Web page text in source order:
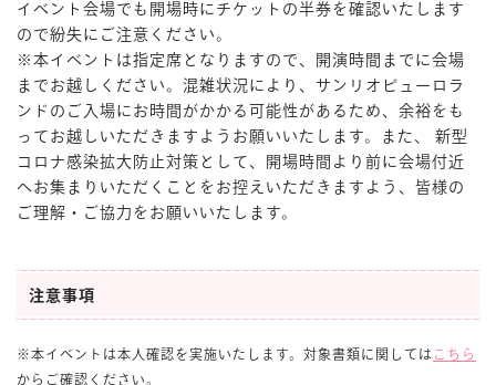
イベント会場でも開場時にチケットの半券を確認いたします
ので紛失にご注意ください。
※本イベントは指定席となりますので、開演時間までに会場
までお越しください。混雑状況により、サンリオピューロラ
ンドのご入場にお時間がかかる可能性があるため、余裕をも
ってお越しいただきますようお願いいたします。また、 新型
コロナ感染拡大防止対策として、開場時間より前に会場付近
へお集まりいただくことをお控えいただきますよう、皆様の
ご理解・ご協力をお願いいたします。
注意事項
※本イベントは本人確認を実施いたします。対象書類に関しては こちら
からご確認ください。